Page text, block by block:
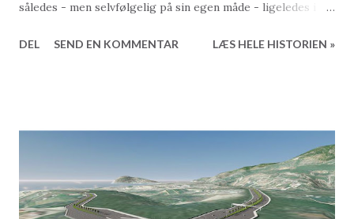
således - men selvfølgelig på sin egen måde - ligeledes i et
ikke blinde for det kommercielle aspekt som julen har, og i
Se det er noget af en påstand. Når det er sagt, så er det
selvfølgelig anderledes at fejre jul i Alanya end det er at
fejre jul derhjemme. Den helt specielle julestemning som
DEL SEND EN KOMMENTAR LÆS HELE HISTORIEN »